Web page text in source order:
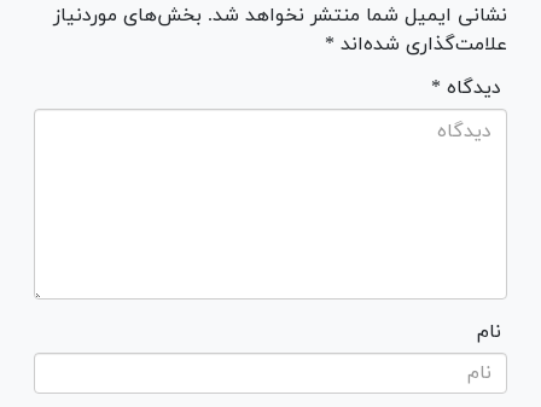
نشانی ایمیل شما منتشر نخواهد شد. بخش‌های موردنیاز
علامت‌گذاری شده‌اند *
* دیدگاه
نام